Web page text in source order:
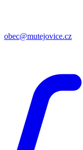
obec@mutejovice.cz